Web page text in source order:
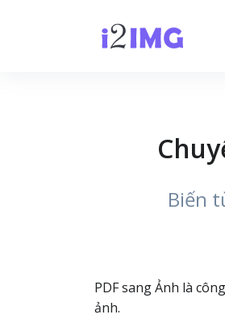
Biến
PDF sang Ảnh là
ảnh.